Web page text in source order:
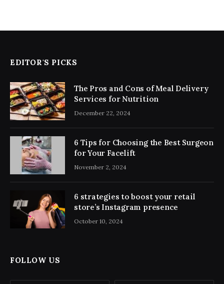
EDITOR'S PICKS
The Pros and Cons of Meal Delivery
Services for Nutrition
December 22, 2024
6 Tips for Choosing the Best Surgeon
for Your Facelift
November 2, 2024
6 strategies to boost your retail
store’s Instagram presence
October 10, 2024
FOLLOW US